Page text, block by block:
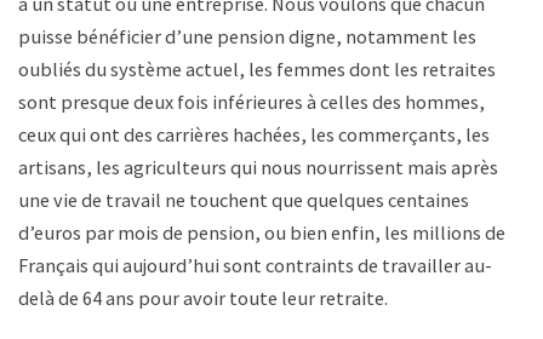
puisse bénéficier d’une pension digne, notamment les
oubliés du système actuel, les femmes dont les retraites
sont presque deux fois inférieures à celles des hommes,
ceux qui ont des carrières hachées, les commerçants, les
artisans, les agriculteurs qui nous nourrissent mais après
une vie de travail ne touchent que quelques centaines
d’euros par mois de pension, ou bien enfin, les millions de
Français qui aujourd’hui sont contraints de travailler au-
delà de 64 ans pour avoir toute leur retraite.